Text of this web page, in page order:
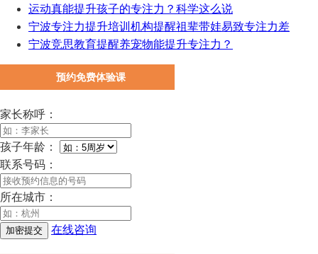
运动真能提升孩子的专注力？科学这么说
宁波专注力提升培训机构提醒祖辈带娃易致专注力差
宁波竞思教育提醒养宠物能提升专注力？
预约免费体验课
家长称呼：
孩子年龄：
联系号码：
所在城市：
在线咨询